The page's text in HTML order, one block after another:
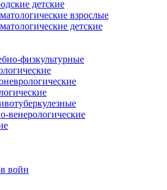
детские
взрослые
детские
физкультурные
венерологические
войн